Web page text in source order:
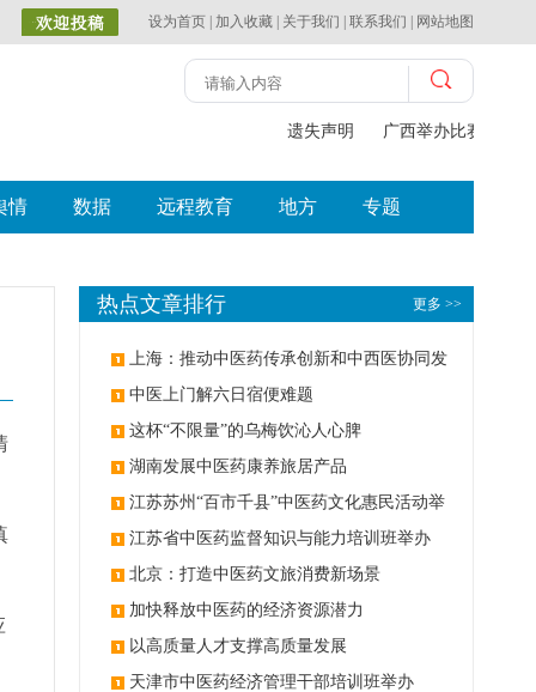
设为首页 加入收藏 关于我们 联系我们 网站地图
遗失声明 广西举办比赛探索中
情 数据 远程教育 地方 专题
更多 >>
热点文章排行
上海：推动中医药传承创新和中西医协同发
展 中医上门解六日宿便难题
这杯“不限量”的乌梅饮沁人心脾
湖南发展中医药康养旅居产品
江苏苏州“百市千县”中医药文化惠民活动举
办 江苏省中医药监督知识与能力培训班举办
北京：打造中医药文旅消费新场景
加快释放中医药的经济资源潜力
以高质量人才支撑高质量发展
天津市中医药经济管理干部培训班举办